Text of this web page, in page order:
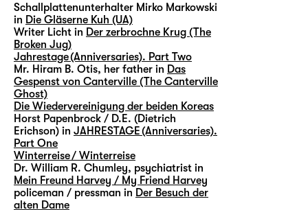
Schallplattenunterhalter Mirko Markowski
in Die Gläserne Kuh (UA)
Writer Licht in Der zerbrochne Krug (The
Broken Jug)
Jahrestage (Anniversaries). Part Two
Mr. Hiram B. Otis, her father in Das
Gespenst von Canterville (The Canterville
Ghost)
Die Wiedervereinigung der beiden Koreas
Horst Papenbrock / D.E. (Dietrich
Erichson) in JAHRESTAGE (Anniversaries).
Part One
Winterreise / Winterreise
Dr. William R. Chumley, psychiatrist in
Mein Freund Harvey / My Friend Harvey
policeman / pressman in Der Besuch der
alten Dame